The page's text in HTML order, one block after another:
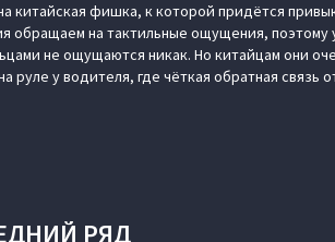
китайская фишка, к которой придётся
обращаем на тактильные ощущения, поэтому
не ощущаются никак. Но китайцам они
руле у водителя, где чёткая обратная связь
РЯД